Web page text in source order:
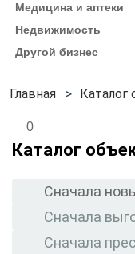
Медицина и аптеки
Недвижимость
Другой бизнес
Каталог
0
Каталог
Сначала
Сначала
Сначала